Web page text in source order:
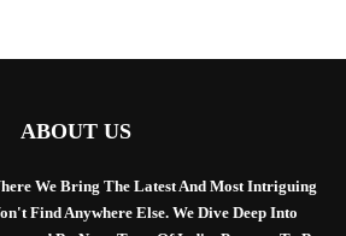
ABOUT US
We Bring The Latest And Most Intriguing
Find Anywhere Else. We Dive Deep Into